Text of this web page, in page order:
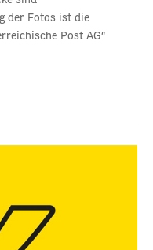
der Fotos ist die
Post AG“